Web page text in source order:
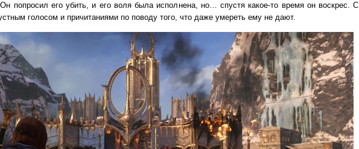
попросил его убить, и его воля была исполнена, но… спустя какое-то время он воскрес. С
голосом и причитаниями по поводу того, что даже умереть ему не дают.